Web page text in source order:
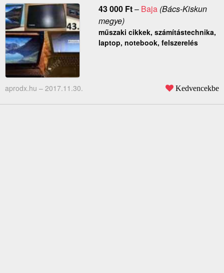
43 000 Ft– Baja(Bács-Kiskun
megye)
műszaki cikkek, számítástechnika,
laptop, notebook, felszerelés
aprodx.hu – 2017.11.30. Kedvencekbe